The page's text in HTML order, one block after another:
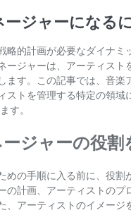
ジャーになる
略的計画が必要なダイナ
ージャーは、アーティス
ます。この記事では、音
ストを管理する特定の領
す。
ジャーの役割
めの手順に入る前に、役
の計画、アーティストの
、アーティストのイメー